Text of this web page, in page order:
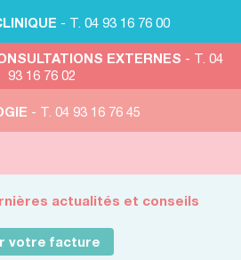
- T. 04 93 16 76 00
EXTERNES - T. 04
93 16 76 02
- T. 04 93 16 76 45
actualités et conseils
votre facture